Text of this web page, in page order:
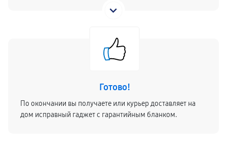
Готово!
По окончании вы получаете или курьер доставляет на
дом исправный гаджет с гарантийным бланком.